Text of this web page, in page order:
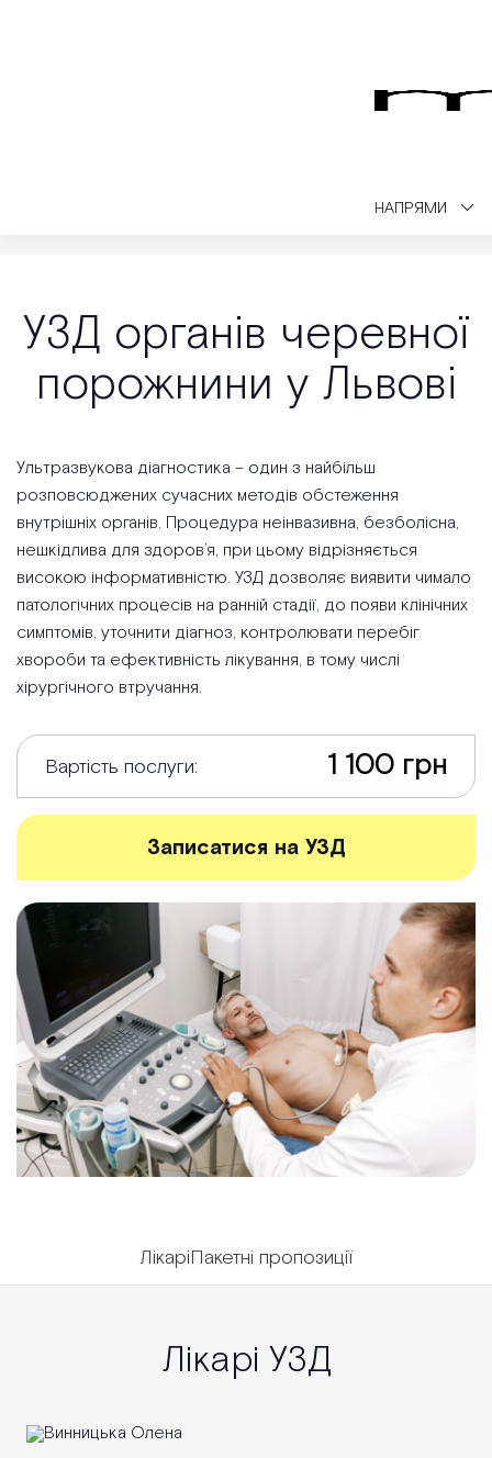
НАПРЯМИ
УЗД органів черевної
порожнини у Львові
Ультразвукова діагностика – один з найбільш
розповсюджених сучасних методів обстеження
внутрішніх органів. Процедура неінвазивна, безболісна,
нешкідлива для здоров’я, при цьому відрізняється
високою інформативністю. УЗД дозволяє виявити чимало
патологічних процесів на ранній стадії, до появи клінічних
симптомів, уточнити діагноз, контролювати перебіг
хвороби та ефективність лікування, в тому числі
хірургічного втручання.
Вартість послуги: 1 100 грн
Записатися на УЗД
ЛікаріПакетні пропозиції
Лікарі УЗД